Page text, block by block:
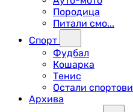
Породица
Питали смо...
Спорт
Фудбал
Кошарка
Тенис
Остали спортови
Архива